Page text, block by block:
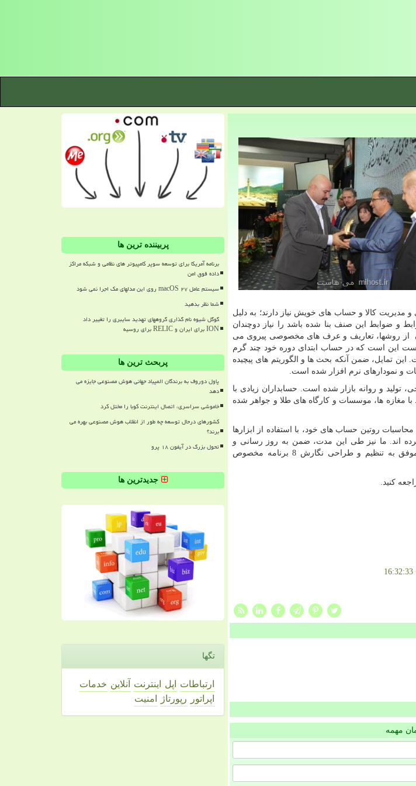
کالا و حساب های خویش نیاز دارند؛ به دلیل
ضوابط این صنف بنا شده باشد را نیاز دوچندان
از روشها، تعاریف و عرف های مخصوصی پیروی می
این است که در حساب ابتدای دوره خود چند گرم
تمایل، ضمن آنکه بحث ها و الگوریتم های پیچیده
و نمودارهای نرم افزار شده است.
تولید و روانه بازار شده است. حسابداران زیادی با
با مغازه ها، موسسات و کارگاه های طلا و جواهر شده
روتین حساب های خود، با استفاده از ابزارها
اند. ما نیز طی این مدت، ضمن به روز رسانی و
مستحکم سازی ساختار برنامه، خود را با پیشرفت فناوری های نوین هماهنگ کرده و موفق به تنظیم و طراحی نگارش 8 برنامه مخصوص
کنید.
16:32:33
مهمه
پربیننده ترین ها
برنامه آمریکا برای توسعه سوپر کامپیوتر های نظامی و شبکه مراکز
داده فوق امن
سیستم عامل macOS ۲۷ روی این مدلهای مک اجرا نمی شود
شما نظر بدهید
گوگل شیوه نام گذاری گروههای تهدید سایبری را تغییر داد
ION برای ایران و RELIC برای روسیه
پربحث ترین ها
پاول دوروف به برندگان المپیاد جهانی هوش مصنوعی جایزه می
دهد
خاموشی سراسری، اتصال اینترنت کوبا را مختل کرد
کشورهای درحال توسعه چه طور از انقلاب هوش مصنوعی بهره می
برند؟
تحول بزرگ در آیفون ۱۸ پرو
جدیدترین ها
تگها
ارتباطات اپل اینترنت آنلاین خدمات
اپراتور
رپورتاژ امنیت